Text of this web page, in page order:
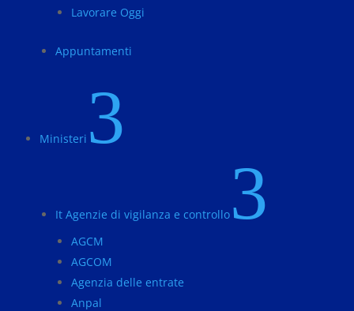
Lavorare Oggi
Appuntamenti
Ministeri 3
It Agenzie di vigilanza e controllo 3
AGCM
AGCOM
Agenzia delle entrate
Anpal